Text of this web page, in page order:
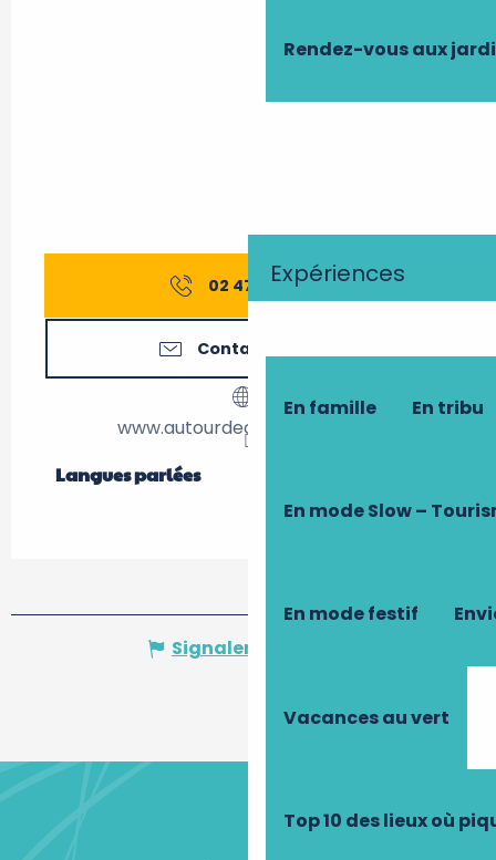
Rendez-vous aux
Expériences
En famille En tribu
En mode Slow –
En mode festif
Vacances au vert
Top 10 des lieux où
02 47 57 93▒▒
Contactez-nous
www.autourdechenonceaux.fr
Langues parlées
Langues parlées
Signaler une erreur